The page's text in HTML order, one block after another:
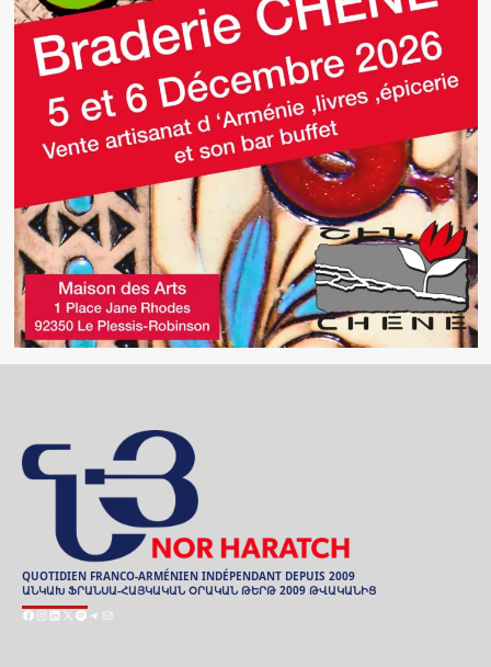
QUOTIDIEN FRANCO-ARMÉNIEN INDÉPENDANT DEPUIS 2009
ԱՆԿԱԽ ՖՐԱՆՍԱ-ՀԱՅԿԱԿԱՆ ՕՐԱԿԱՆ ԹԵՐԹ 2009 ԹՎԱԿԱՆԻՑ
Facebook
Instagram
LinkedIn
X SpotifyTelegram